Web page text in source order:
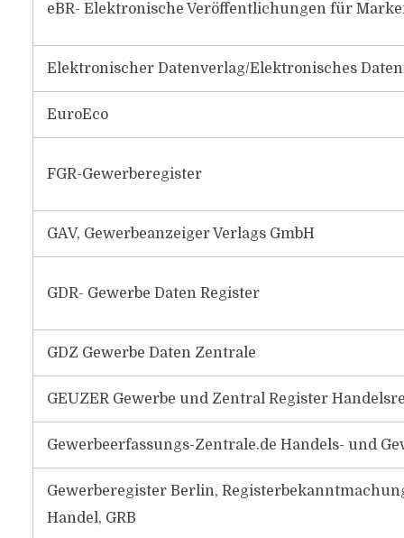
eBR- Elektronische Veröffentlichungen für
Elektronischer Datenverlag/Elektronisches
EuroEco
FGR-Gewerberegister
GAV, Gewerbeanzeiger Verlags GmbH
GDR- Gewerbe Daten Register
GDZ Gewerbe Daten Zentrale
GEUZER Gewerbe und Zentral Register
Gewerbeerfassungs-Zentrale.de Handels- und
Gewerberegister Berlin,
Handel, GRB